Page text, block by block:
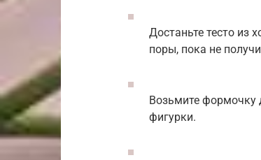
Достаньте тесто из
поры, пока не
Возьмите формочку
фигурки.